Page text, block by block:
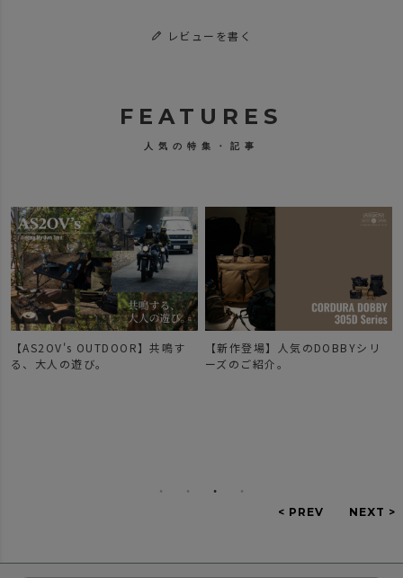
レビューを書く
FEATURES
人気の特集・記事
【AS2OV's OUTDOOR】共鳴す
る、大人の遊び。
【新作登場】人気のDOBBYシリ
ーズのご紹介。